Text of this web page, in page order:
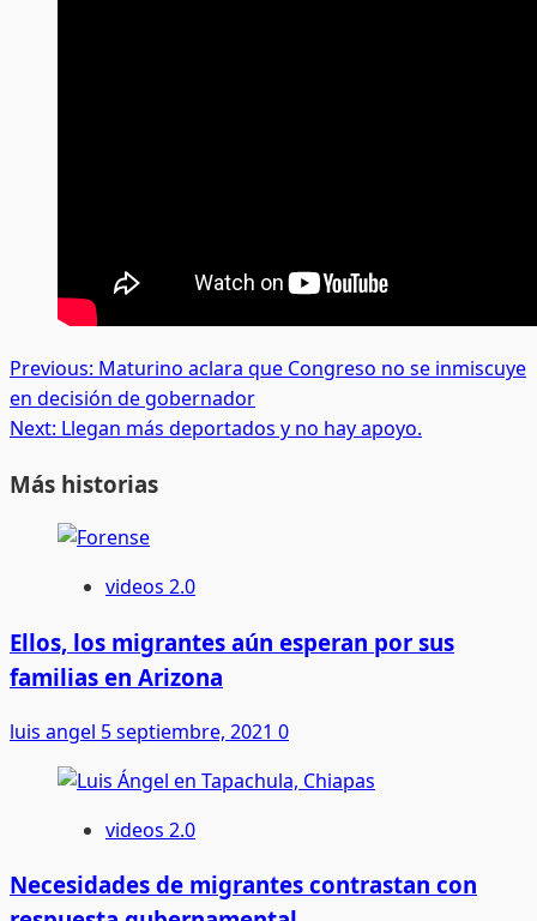
Post
navigation
Previous: Maturino aclara que Congreso no se inmiscuye
en decisión de gobernador
Next: Llegan más deportados y no hay apoyo.
Más historias
videos 2.0
Ellos, los migrantes aún esperan por sus
familias en Arizona
luis angel 5 septiembre, 2021 0
videos 2.0
Necesidades de migrantes contrastan con